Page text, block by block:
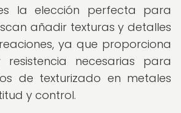
la elección perfecta para
añadir texturas y detalles
ya que proporciona
necesarias para
de texturizado en metales
y control.